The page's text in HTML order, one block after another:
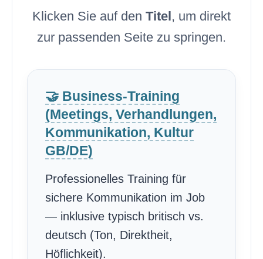
Klicken Sie auf den Titel, um direkt
zur passenden Seite zu springen.
🤝 Business-Training
(Meetings, Verhandlungen,
Kommunikation, Kultur
GB/DE)
Professionelles Training für
sichere Kommunikation im Job
— inklusive typisch britisch vs.
deutsch (Ton, Direktheit,
Höflichkeit).